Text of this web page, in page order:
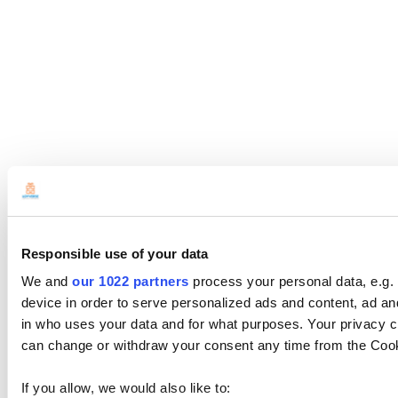
Responsible use of your data
We and our 1022 partners process your personal data,
device in order to serve personalized ads and content, ad
in who uses your data and for what purposes. Your privacy
can change or withdraw your consent any time from the
If you allow, we would also like to: